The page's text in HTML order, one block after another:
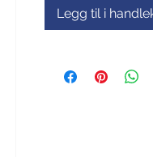
Legg til i